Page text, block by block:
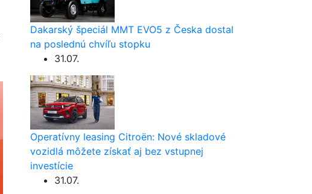
Dakarský špeciál MMT EVO5 z Česka dostal
na poslednú chvíľu stopku
31.07.
Operatívny leasing Citroën: Nové skladové
vozidlá môžete získať aj bez vstupnej
investície
31.07.